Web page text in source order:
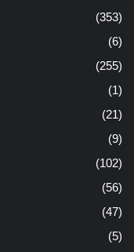
(353)
(6)
(255)
(1)
(21)
(9)
(102)
(56)
(47)
(5)